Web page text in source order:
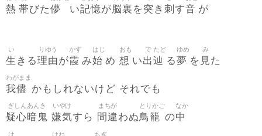
熱 帯びた儚 い記憶が脳裏 を突 き 刺 す音 が
生
い
きる理由
りゆう
が霞
かす
み始
はじ
め 想
おも
い出
で
辿
たど
る夢
ゆめ
を 見
み
た
我儘
わがまま
かもしれないけど それでも
疑心暗鬼
ぎしんあんき
嫌気
いやけ
すら 間違
まちが
わぬ鳥籠
とりかご
の中
なか
は はね ちぎ